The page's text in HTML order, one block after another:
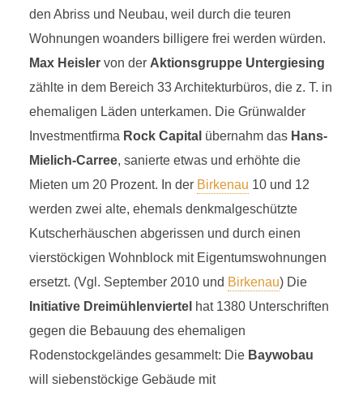
den Abriss und Neubau, weil durch die teuren
Wohnungen woanders billigere frei werden würden.
Max Heislervon der Aktionsgruppe Untergiesing
zählte in dem Bereich 33 Architekturbüros, die z. T. in
ehemaligen Läden unterkamen. Die Grünwalder
Investmentfirma Rock Capital übernahm das Hans-
Mielich-Carree, sanierte etwas und erhöhte die
Mieten um 20 Prozent. In der Birkenau 10 und 12
werden zwei alte, ehemals denkmalgeschützte
Kutscherhäuschen abgerissen und durch einen
vierstöckigen Wohnblock mit Eigentumswohnungen
ersetzt. (Vgl. September 2010 und Birkenau) Die
Initiative Dreimühlenviertel hat 1380 Unterschriften
gegen die Bebauung des ehemaligen
Rodenstockgeländes gesammelt: Die Baywobau
will siebenstöckige Gebäude mit